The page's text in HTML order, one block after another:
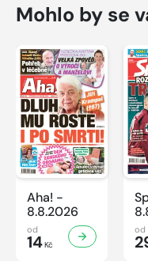
Mohlo by se
Aha! -
8.8.2026
od
14Kč
od